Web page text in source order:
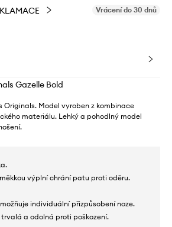
Vrácení do 30 dnů
Gazelle Bold
Originals. Model vyroben z kombinace
materiálu. Lehký a pohodlný model
výplní chrání patu proti oděru.
individuální přizpůsobení noze.
a odolná proti poškození.